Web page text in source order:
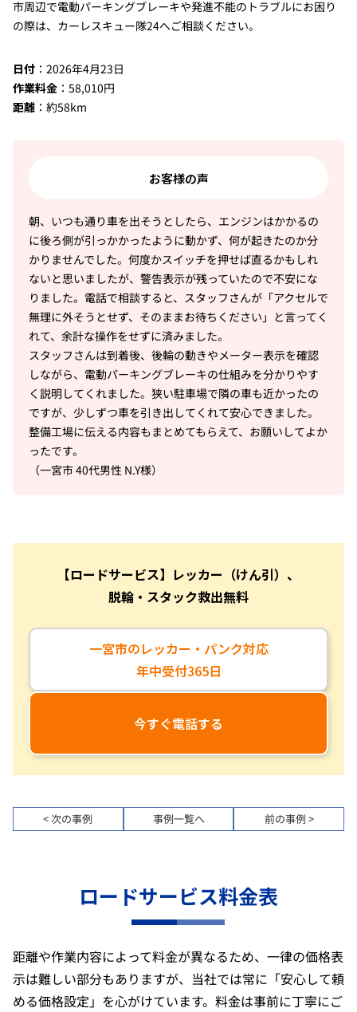
市周辺で電動パーキングブレーキや発進不能のトラブルにお困り
の際は、カーレスキュー隊24へご相談ください。
日付：2026年4月23日
作業料金：58,010円
距離：約58km
お客様の声
朝、いつも通り車を出そうとしたら、エンジンはかかるの
に後ろ側が引っかかったように動かず、何が起きたのか分
かりませんでした。何度かスイッチを押せば直るかもしれ
ないと思いましたが、警告表示が残っていたので不安にな
りました。電話で相談すると、スタッフさんが「アクセルで
無理に外そうとせず、そのままお待ちください」と言ってく
れて、余計な操作をせずに済みました。
スタッフさんは到着後、後輪の動きやメーター表示を確認
しながら、電動パーキングブレーキの仕組みを分かりやす
く説明してくれました。狭い駐車場で隣の車も近かったの
ですが、少しずつ車を引き出してくれて安心できました。
整備工場に伝える内容もまとめてもらえて、お願いしてよか
ったです。
（一宮市 40代男性 N.Y様）
【ロードサービス】レッカー（けん引）、
脱輪・スタック救出無料
一宮市のレッカー・パンク対応
年中受付365日
今すぐ電話する
< 次の事例 事例一覧へ 前の事例 >
ロードサービス料金表
距離や作業内容によって料金が異なるため、一律の価格表
示は難しい部分もありますが、当社では常に「安心して頼
める価格設定」を心がけています。料金は事前に丁寧にご